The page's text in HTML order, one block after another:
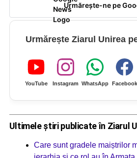
Urmărește-ne pe
Urmărește Ziarul Unirea
YouTube Instagram WhatsApp Facebook
Ultimele știri publicate în Ziarul
Care sunt gradele maiștrilor